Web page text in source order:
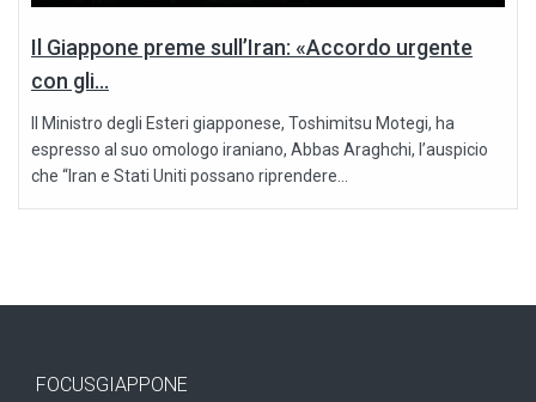
Il Giappone preme sull’Iran: «Accordo urgente
con gli...
Il Ministro degli Esteri giapponese, Toshimitsu Motegi, ha
espresso al suo omologo iraniano, Abbas Araghchi, l’auspicio
che “Iran e Stati Uniti possano riprendere...
FOCUSGIAPPONE